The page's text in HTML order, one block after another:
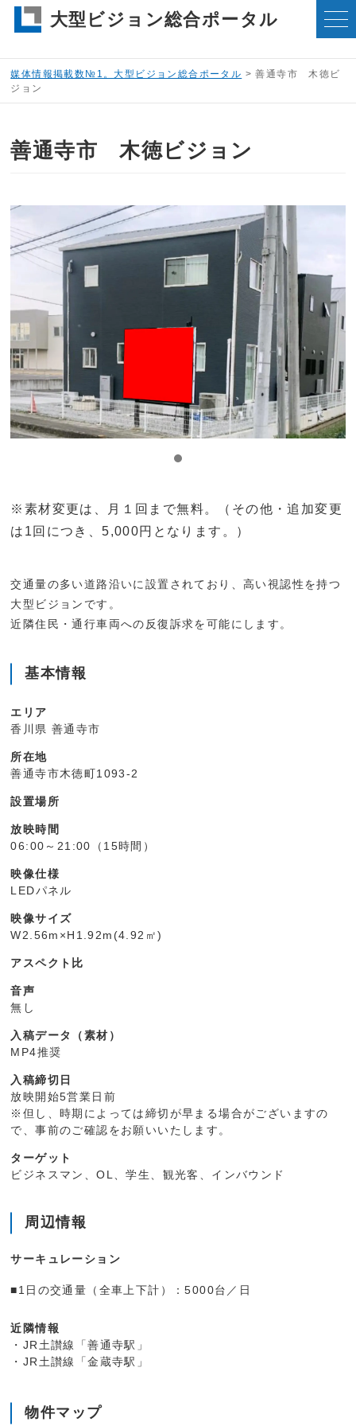
大型ビジョン総合ポータル
媒体情報掲載数№1。大型ビジョン総合ポータル >善通寺市 木徳ビ
ジョン
善通寺市 木徳ビジョン
交通量の多い道路沿いに設置されており、高い視認性を持つ
大型ビジョンです。
近隣住民・通行車両への反復訴求を可能にします。
基本情報
エリア
香川県 善通寺市
所在地
善通寺市木徳町1093-2
設置場所
放映時間
06:00～21:00（15時間）
映像仕様
LEDパネル
映像サイズ
W2.56m×H1.92m(4.92㎡)
アスペクト比
音声
無し
入稿データ（素材）
MP4推奨
入稿締切日
放映開始5営業日前
※但し、時期によっては締切が早まる場合がございますの
で、事前のご確認をお願いいたします。
ターゲット
ビジネスマン、OL、学生、観光客、インバウンド
周辺情報
サーキュレーション
■1日の交通量（全車上下計）：5000台／日
近隣情報
・JR土讃線「善通寺駅」
・JR土讃線「金蔵寺駅」
※素材変更は、月１回まで無料。（その他・追加変更
は1回につき、5,000円となります。）
物件マップ